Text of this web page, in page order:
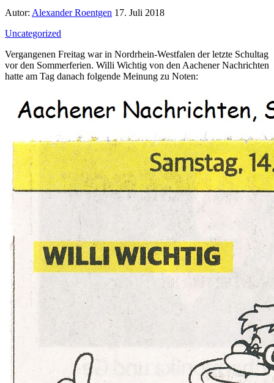
Autor: Alexander Roentgen 17. Juli 2018
Uncategorized
Vergangenen Freitag war in Nordrhein-Westfalen der letzte Schultag
vor den Sommerferien. Willi Wichtig von den Aachener Nachrichten
hatte am Tag danach folgende Meinung zu Noten: